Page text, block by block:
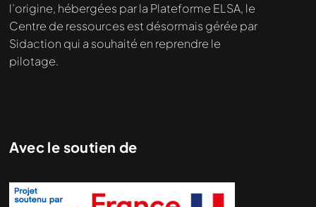
l’origine, hébergées par la Plateforme ELSA, le
Centre de ressources est désormais gérée par
Sidaction qui a souhaité en reprendre le
pilotage.
Avec le soutien de